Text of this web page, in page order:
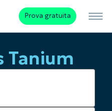
Prova gratuita
Tanium